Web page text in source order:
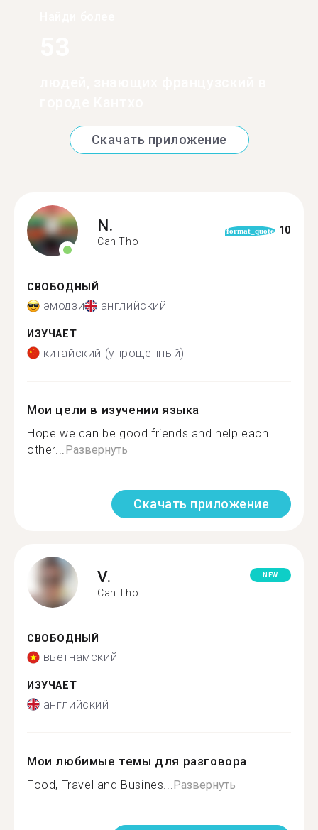
Скачать приложение
N.
Can Tho
format_quote 10
СВОБОДНЫЙ
эмодзи английский
ИЗУЧАЕТ
китайский (упрощенный)
Мои цели в изучении языка
Hope we can be good friends and help each
other... Развернуть
Скачать приложение
V.
Can Tho
NEW
СВОБОДНЫЙ
вьетнамский
ИЗУЧАЕТ
английский
Мои любимые темы для разговора
Food, Travel and Busines... Развернуть